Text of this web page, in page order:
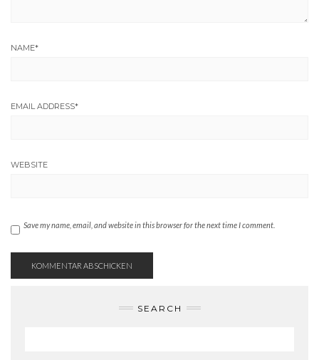
NAME*
EMAIL ADDRESS*
WEBSITE
Save my name, email, and website in this browser for the next time I comment.
SEARCH